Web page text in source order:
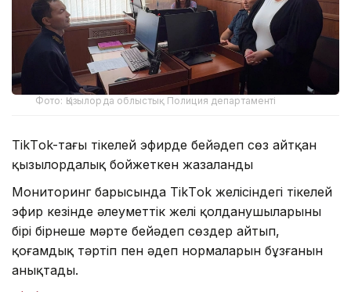
Фото: Қызылорда облыстық Полиция департаменті
TikТok-тағы тікелей эфирде бейәдеп сөз айтқан
қызылордалық бойжеткен жазаланды
Мониторинг барысында TikТok желісіндегі тікелей
эфир кезінде әлеуметтік желі қолданушыларының
бірі бірнеше мәрте бейәдеп сөздер айтып,
қоғамдық тәртіп пен әдеп нормаларын бұзғанын
анықтады.